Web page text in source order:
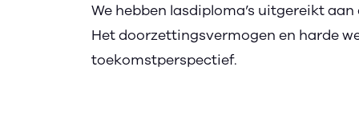
search contrast text_format text_format Ik zoek werk
We hebben lasdiploma’s uitgereikt
Het doorzettingsvermogen en harde
toekomstperspectief.